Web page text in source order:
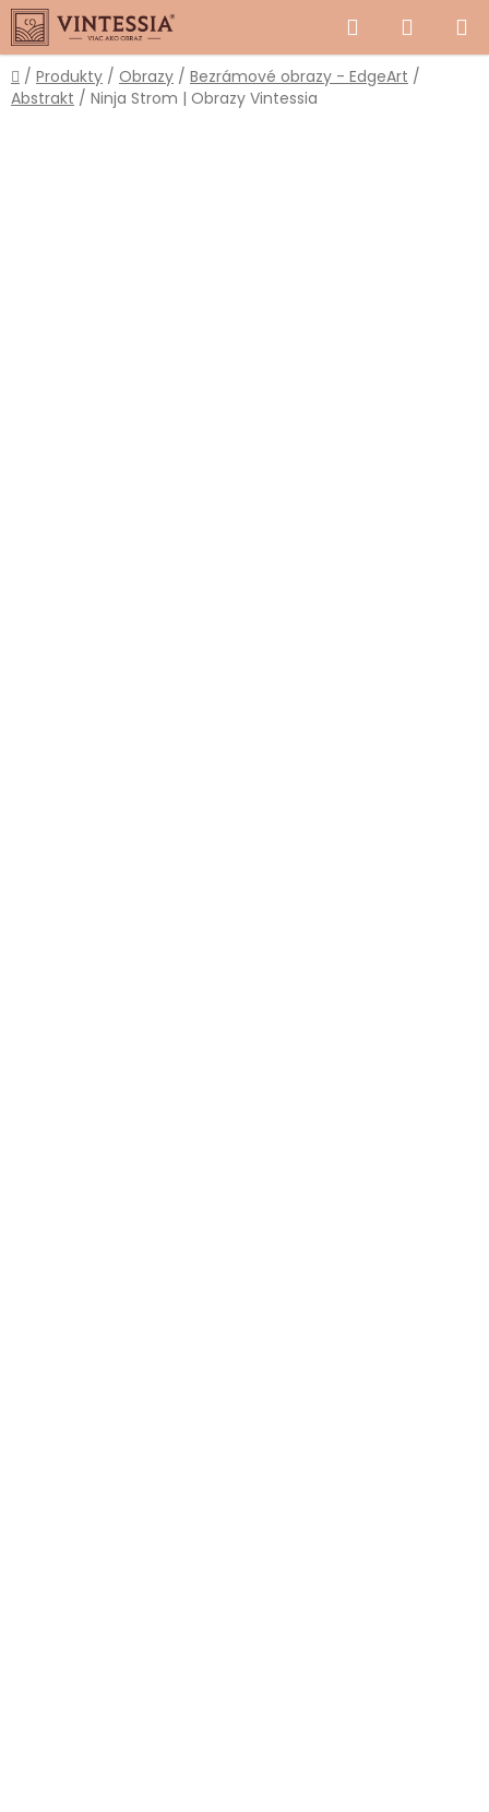
Prejsť
na
obsah
Hľadať
KOŠÍK
Domov
/ Produkty / Obrazy / Bezrámové obrazy - EdgeArt /
Abstrakt / Ninja Strom | Obrazy Vintessia